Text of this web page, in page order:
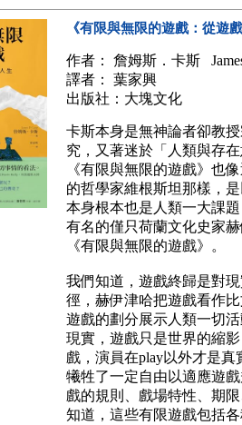
《有限與無限的遊戲：從遊
作者： 詹姆斯．卡斯 James
譯者： 葉家興
出版社：大塊文化
卡斯本身是無神論者卻教
究，又著迷於「人類與存
《有限與無限的遊戲》也
的哲學家維根斯坦那樣，
本身根本也是人類一大課
有名的僅只荷蘭文化史家
《有限與無限的遊戲》。
我們知道，遊戲終歸是對
徑，赫伊津哈把遊戲看作
遊戲的劃分展示人類一切
現實，遊戲只是世界的縮
戲，演員在play以外才是
犧牲了一定自由以適應遊
戲的規則、戲場特性、期
知道，這些有限遊戲包括